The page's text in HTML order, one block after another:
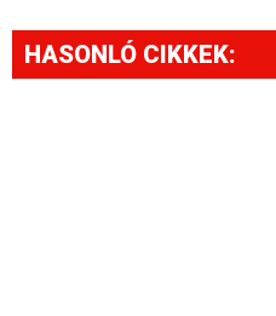
HASONLÓ CIKKEK: